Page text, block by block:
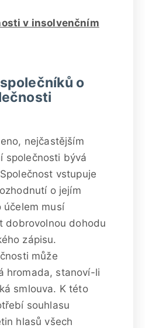
v insolvenčním
o
nejčastějším
společnosti bývá
vstupuje
o jejím
účelem musí
dobrovolnou dohodu
zápisu.
může
hromada, stanoví-li
smlouva. K této
souhlasu
hlasů všech